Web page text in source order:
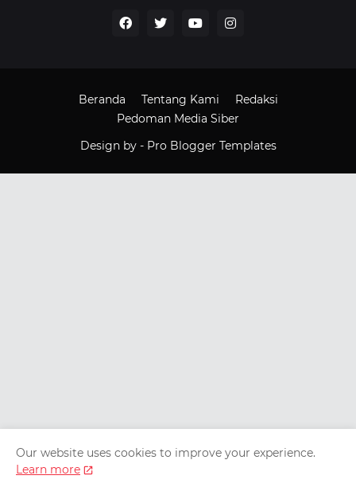
Design by - Pro Blogger Templates
Beranda Tentang Kami
Redaksi
Pedoman Media Siber
Our website uses cookies to improve your experience.
Learn more